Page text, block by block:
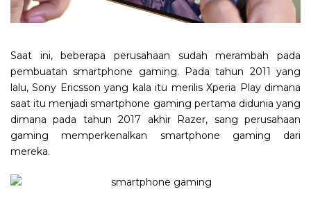
Saat ini, beberapa perusahaan sudah merambah pada
pembuatan smartphone gaming. Pada tahun 2011 yang
lalu, Sony Ericsson yang kala itu merilis Xperia Play dimana
saat itu menjadi smartphone gaming pertama didunia yang
dimana pada tahun 2017 akhir Razer, sang perusahaan
gaming memperkenalkan smartphone gaming dari
mereka.